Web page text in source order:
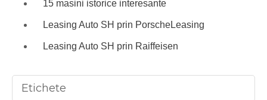
15 masini istorice interesante
Leasing Auto SH prin PorscheLeasing
Leasing Auto SH prin Raiffeisen
Etichete